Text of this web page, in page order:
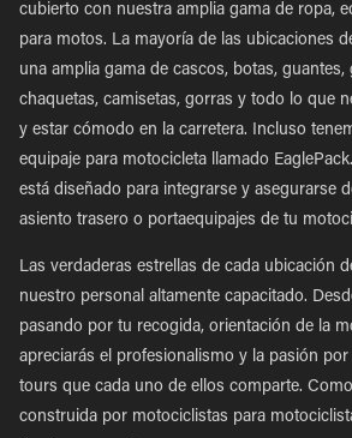
cubierto con nuestra amplia gama de ropa,
para motos. La mayoría de las ubicaciones
una amplia gama de cascos, botas, guantes,
chaquetas, camisetas, gorras y todo lo que
y estar cómodo en la carretera. Incluso
equipaje para motocicleta llamado
está diseñado para integrarse y asegurarse
asiento trasero o portaequipajes de tu
Las verdaderas estrellas de cada ubicación
nuestro personal altamente capacitado.
pasando por tu recogida, orientación de la
apreciarás el profesionalismo y la pasión
tours que cada uno de ellos comparte.
construida por motociclistas para